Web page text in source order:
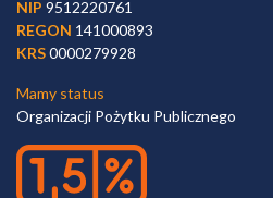
NIP 9512220761
REGON 141000893
KRS0000279928
Mamy status
Organizacji Pożytku Publicznego